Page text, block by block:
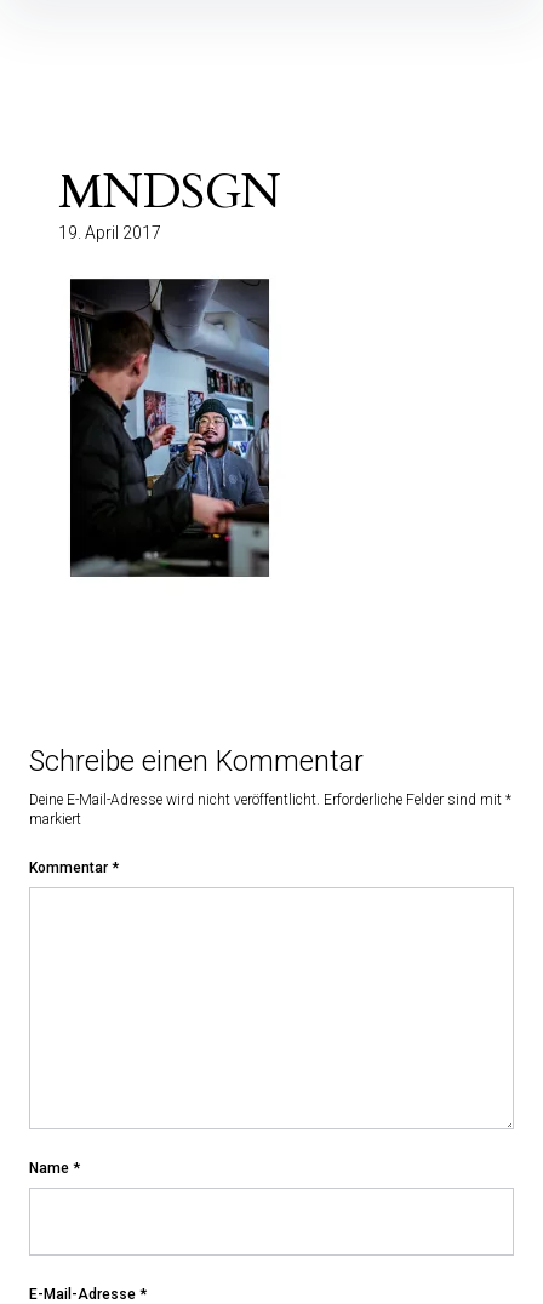
MNDSGN
19. April 2017
Schreibe einen Kommentar
Deine E-Mail-Adresse wird nicht veröffentlicht. Erforderliche Felder sind mit *
markiert
Kommentar *
Name *
E-Mail-Adresse *